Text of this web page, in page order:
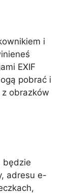
i
EXIF
pobrać i
z obrazków
będzie
adresu e-